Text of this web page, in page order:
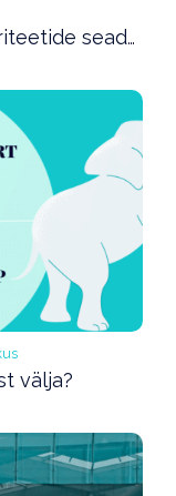
Kuidas luua oma süsteem prioriteetide seadmiseks?
välja?